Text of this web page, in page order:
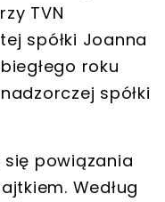
TVN
spółki Joanna
roku
spółki
powiązania
. Według